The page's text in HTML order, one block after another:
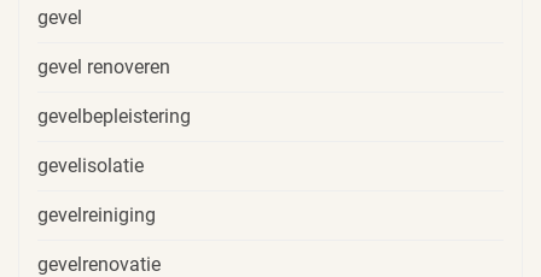
gevel
gevel renoveren
gevelbepleistering
gevelisolatie
gevelreiniging
gevelrenovatie